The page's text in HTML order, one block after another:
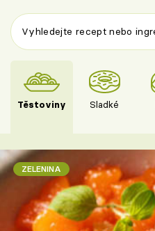
Těstoviny Sladké
ZELENINA